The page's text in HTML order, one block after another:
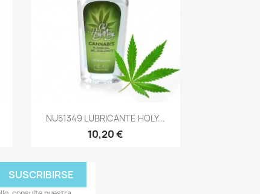
 Vista rápida
NU51349 LUBRICANTE HOLY...
10,20 €